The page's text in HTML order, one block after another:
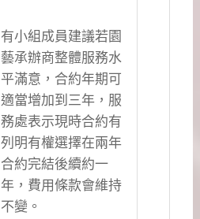
有小組成員建議若園
藝承辦商整體服務水
平滿意，合約年期可
適當增加到三年，服
務處表示現時合約有
列明有權選擇在兩年
合約完結後續約一
年，費用條款會維持
不變。